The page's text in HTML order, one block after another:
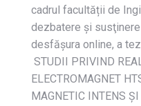
cadrul facultății de
dezbatere și
desfășura online, a
STUDII PRIVIND
ELECTROMAGNET
MAGNETIC INTENS